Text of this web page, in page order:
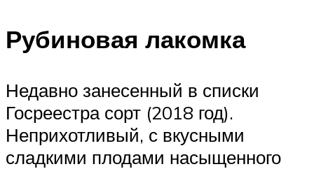
Рубиновая лакомка
Недавно занесенный в списки
Госреестра сорт (2018 год).
Неприхотливый, с вкусными
сладкими плодами насыщенного